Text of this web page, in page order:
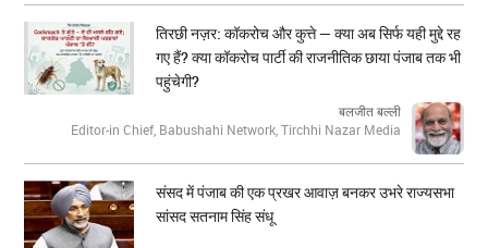
तिरछी नज़र: कॉकरोच और कुत्ते — क्या अब सिर्फ यही मुद्दे रह
गए हैं? क्या कॉकरोच पार्टी की राजनीतिक छाया पंजाब तक भी
पहुंचेगी?
बलजीत बल्ली
Editor-in Chief, Babushahi Network, Tirchhi Nazar Media
संसद में पंजाब की एक प्रखर आवाज़ बनकर उभरे राज्यसभा
सांसद सतनाम सिंह संधू